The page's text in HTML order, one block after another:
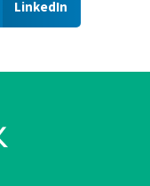
LinkedIn